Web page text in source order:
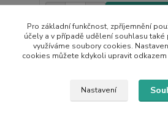
Pro základní funkčnost, zpříjemnění
účely a v případě udělení souhlasu
využíváme soubory cookies.
cookies můžete kdykoli upravit
Nastavení